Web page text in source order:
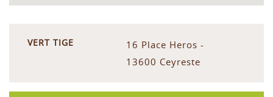
VERT TIGE
16 Place Heros -
13600 Ceyreste